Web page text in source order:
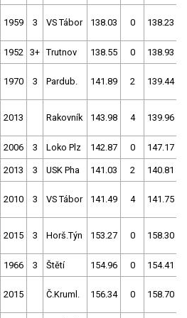
1959 3 VS Tábor 138.03 0 138.23
1952 3+ Trutnov 138.55 0 138.93
1970 3 Pardub. 141.89 2 139.44
2013 Rakovník 143.98 4 139.96
2006 3 Loko Plz 142.87 0 147.17
2013 3 USK Pha 141.03 2 140.81
2010 3 VS Tábor 141.49 4 141.75
2015 3 Horš.Týn 153.27 0 158.30
1966 3 Štětí 154.96 0 154.41
2015 Č.Kruml. 156.34 0 158.70